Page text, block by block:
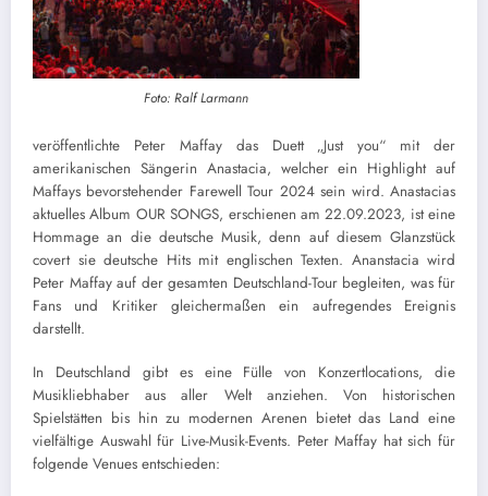
Foto: Ralf Larmann
veröffentlichte Peter Maffay das Duett „Just you“ mit der
amerikanischen Sängerin Anastacia, welcher ein Highlight auf
Maffays bevorstehender Farewell Tour 2024 sein wird. Anastacias
aktuelles Album OUR SONGS, erschienen am 22.09.2023, ist eine
Hommage an die deutsche Musik, denn auf diesem Glanzstück
covert sie deutsche Hits mit englischen Texten. Ananstacia wird
Peter Maffay auf der gesamten Deutschland-Tour begleiten, was für
Fans und Kritiker gleichermaßen ein aufregendes Ereignis
darstellt.
In Deutschland gibt es eine Fülle von Konzertlocations, die
Musikliebhaber aus aller Welt anziehen. Von historischen
Spielstätten bis hin zu modernen Arenen bietet das Land eine
vielfältige Auswahl für Live-Musik-Events. Peter Maffay hat sich für
folgende Venues entschieden: